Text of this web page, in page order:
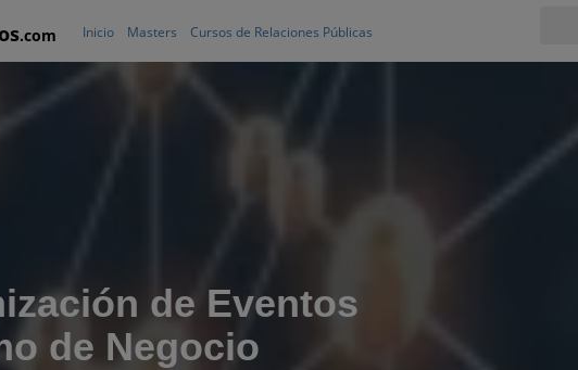
.com Inicio Masters Cursos de Relaciones Públicas
de Eventos
de Negocio